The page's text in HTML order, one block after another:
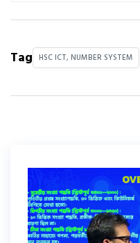
Tag HSC ICT, NUMBER SYSTEM